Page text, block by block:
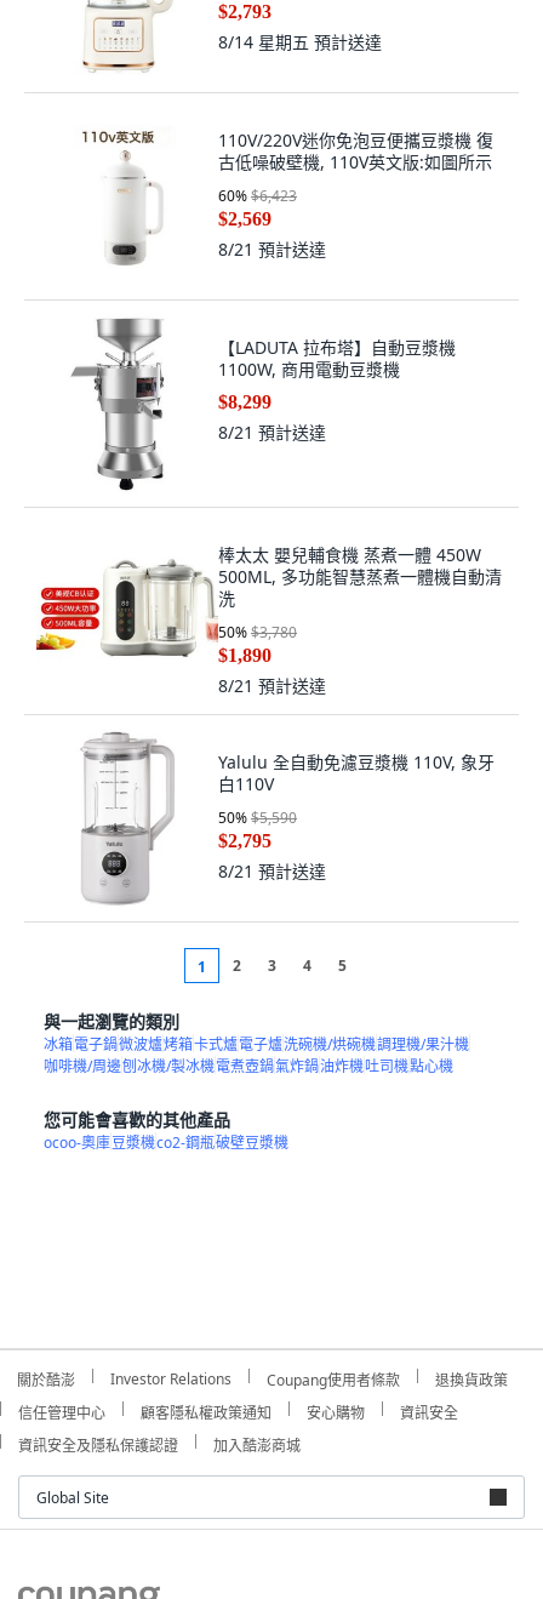
$2,793
8/14 星期五 預計送達
110V/220V迷你免泡豆便攜豆漿機 復
古低噪破壁機, 110V英文版:如圖所示
60%$6,423
$2,569
8/21 預計送達
【LADUTA 拉布塔】自動豆漿機
1100W, 商用電動豆漿機
$8,299
8/21 預計送達
棒太太 嬰兒輔食機 蒸煮一體 450W
500ML, 多功能智慧蒸煮一體機自動清
洗
50%$3,780
$1,890
8/21 預計送達
Yalulu 全自動免濾豆漿機 110V, 象牙
白110V
50%$5,590
$2,795
8/21 預計送達
1 2 3 4 5
與一起瀏覽的類別
冰箱電子鍋微波爐烤箱卡式爐電子爐洗碗機/烘碗機調理機/果汁機
咖啡機/周邊刨冰機/製冰機電煮壺鍋氣炸鍋油炸機吐司機點心機
您可能會喜歡的其他產品
ocoo-奧庫豆漿機co2-鋼瓶破壁豆漿機
關於酷澎 Investor Relations Coupang使用者條款
退換貨政策
信任管理中心
顧客隱私權政策通知 安心購物
資訊安全
資訊安全及隱私保護認證
加入酷澎商城
Global Site